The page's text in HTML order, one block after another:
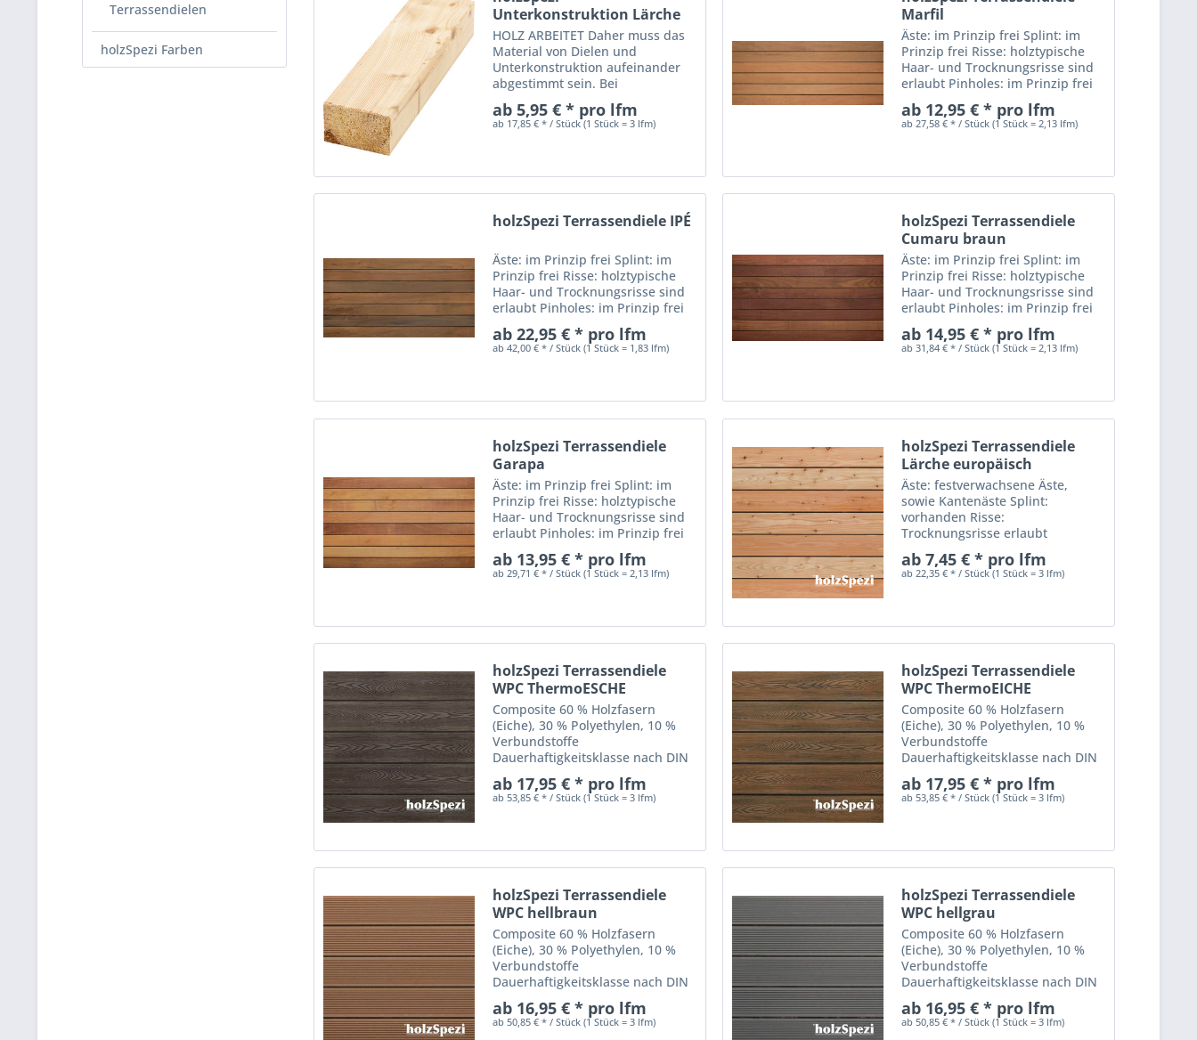
Terrassendielen
holzSpezi Farben
Unterkonstruktion Lärche
europäisch
HOLZ ARBEITET Daher muss das
Material von Dielen und
Unterkonstruktion aufeinander
abgestimmt sein. Bei
Hartholzdielen ist eine
Unterkonstruktion aus Hartholz
empfehlenswert, bei Nadelholz
ab 5,95 € * pro lfm
ab 17,85 € * / Stück (1 Stück = 3 lfm)
Marfil
Äste: im Prinzip frei Splint: im
Prinzip frei Risse: holztypische
Haar- und Trocknungsrisse sind
erlaubt Pinholes: im Prinzip frei
Harzgallen: im Prinzip frei
Dauerhaftigkeitsklasse nach DIN
EN 350-2: I - II = sehr dauerhaft
ab 12,95 € * pro lfm
ab 27,58 € * / Stück (1 Stück = 2,13 lfm)
holzSpezi Terrassendiele IPÉ
Äste: im Prinzip frei Splint: im
Prinzip frei Risse: holztypische
Haar- und Trocknungsrisse sind
erlaubt Pinholes: im Prinzip frei
Harzgallen: im Prinzip frei
Dauerhaftigkeitsklasse nach DIN
EN 350-2: I = sehr dauerhaft Die
ab 22,95 € * pro lfm
ab 42,00 € * / Stück (1 Stück = 1,83 lfm)
holzSpezi Terrassendiele
Cumaru braun
Äste: im Prinzip frei Splint: im
Prinzip frei Risse: holztypische
Haar- und Trocknungsrisse sind
erlaubt Pinholes: im Prinzip frei
Harzgallen: im Prinzip frei
Dauerhaftigkeitsklasse nach DIN
EN 350-2: I = sehr dauerhaft Die
ab 14,95 € * pro lfm
ab 31,84 € * / Stück (1 Stück = 2,13 lfm)
holzSpezi Terrassendiele
Garapa
Äste: im Prinzip frei Splint: im
Prinzip frei Risse: holztypische
Haar- und Trocknungsrisse sind
erlaubt Pinholes: im Prinzip frei
Dauerhaftigkeitsklasse nach DIN
EN 350-2: I - II = sehr dauerhaft
ab 13,95 € * pro lfm
ab 29,71 € * / Stück (1 Stück = 2,13 lfm)
holzSpezi Terrassendiele
Lärche europäisch
Äste: festverwachsene Äste,
sowie Kantenäste Splint:
vorhanden Risse:
Trocknungsrisse erlaubt
Harzgallen: vereinzelt erlaubt
Dauerhaftigkeitsklasse nach DIN
ab 7,45 € * pro lfm
ab 22,35 € * / Stück (1 Stück = 3 lfm)
holzSpezi Terrassendiele
WPC ThermoESCHE
Composite 60 % Holzfasern
(Eiche), 30 % Polyethylen, 10 %
Verbundstoffe
Dauerhaftigkeitsklasse nach DIN
EN 350-2 : II = dauerhaft WPC -
Terrassendielen (Wood Polymere
Composite) sind eine ideale
ab 17,95 € * pro lfm
ab 53,85 € * / Stück (1 Stück = 3 lfm)
holzSpezi Terrassendiele
WPC ThermoEICHE
Composite 60 % Holzfasern
(Eiche), 30 % Polyethylen, 10 %
Verbundstoffe
Dauerhaftigkeitsklasse nach DIN
EN 350-2: II = dauerhaft WPC -
Terrassendielen (Wood Polymere
Composite) sind eine ideale
ab 17,95 € * pro lfm
ab 53,85 € * / Stück (1 Stück = 3 lfm)
holzSpezi Terrassendiele
WPC hellbraun
Composite 60 % Holzfasern
(Eiche), 30 % Polyethylen, 10 %
Verbundstoffe
Dauerhaftigkeitsklasse nach DIN
EN 350-2: II = dauerhaft WPC -
Terrassendielen (Wood Polymere
Composite) sind eine ideale
ab 16,95 € * pro lfm
ab 50,85 € * / Stück (1 Stück = 3 lfm)
holzSpezi Terrassendiele
WPC hellgrau
Composite 60 % Holzfasern
(Eiche), 30 % Polyethylen, 10 %
Verbundstoffe
Dauerhaftigkeitsklasse nach DIN
EN 350-2: II = dauerhaft WPC -
Terrassendielen (Wood Polymere
Composite) sind eine ideale
ab 16,95 € * pro lfm
ab 50,85 € * / Stück (1 Stück = 3 lfm)